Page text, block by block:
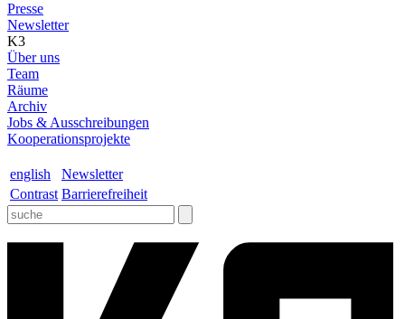
Presse
Newsletter
K3
Über uns
Team
Räume
Archiv
Jobs & Ausschreibungen
Kooperationsprojekte
english
Newsletter
Contrast Barrierefreiheit